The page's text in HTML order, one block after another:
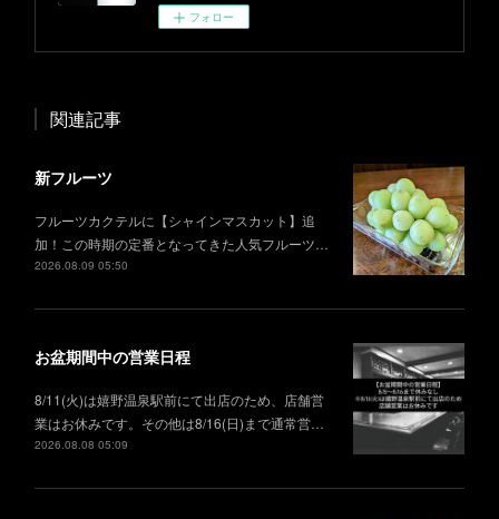
フォロー
関連記事
新フルーツ
フルーツカクテルに【シャインマスカット】追
加！この時期の定番となってきた人気フルーツ…
2026.08.09 05:50
お盆期間中の営業日程
8/11(火)は嬉野温泉駅前にて出店のため、店舗営
業はお休みです。その他は8/16(日)まで通常営…
2026.08.08 05:09